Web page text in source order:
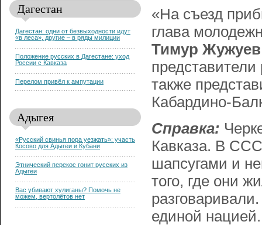
Дагестан
Дагестан: одни от безвыходности идут
«в леса», другие – в ряды милиции
Положение русских в Дагестане: уход
России с Кавказа
Перелом привёл к ампутации
Адыгея
«Русский свинья пора уезжать»: участь
Косово для Адыгеи и Кубани
Этнический перекос гонит русских из
Адыгеи
Вас убивают хулиганы? Помочь не
можем, вертолётов нет
«На съезд
глава
Тимур Жужуев
также
Кабардино-
Справка:
Кавказа. В
шапсугами и
того, где они
единой нацией.